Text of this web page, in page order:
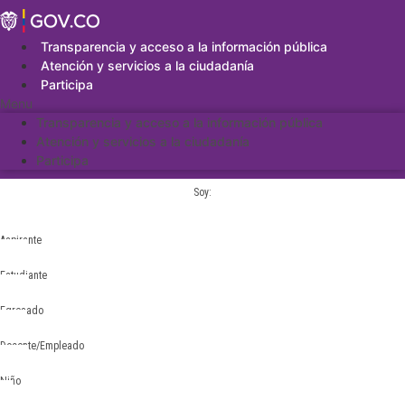
Saltar
al
contenidoTransparencia y acceso a la información pública
Atención y servicios a la ciudadanía
Participa
Menu
Transparencia y acceso a la información pública
Atención y servicios a la ciudadanía
Participa
Soy:
Aspirante
Estudiante
Egresado
Docente/Empleado
Niño